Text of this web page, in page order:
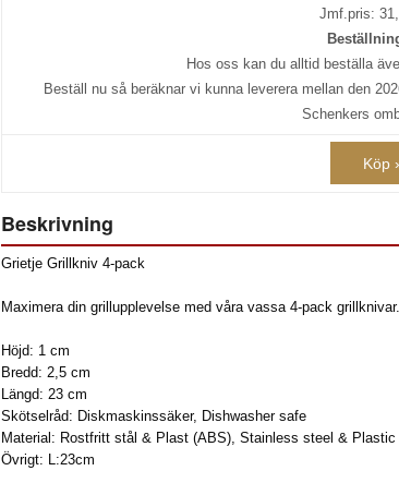
Jmf.pris:
Hos oss kan du alltid beställa
Beställ nu så beräknar vi kunna leverera mellan den
Schenkers
Köp
Beskrivning
Grietje Grillkniv 4-pack
Maximera din grillupplevelse med våra vassa 4-pack
Höjd: 1 cm
Bredd: 2,5 cm
Längd: 23 cm
Skötselråd: Diskmaskinssäker, Dishwasher safe
Material: Rostfritt stål & Plast (ABS), Stainless steel & Plastic
Övrigt: L:23cm